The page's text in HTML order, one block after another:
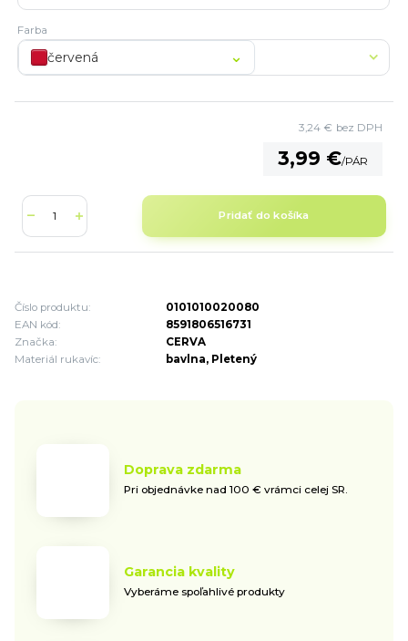
Farba
červená
3,99 €/PÁR
3,24 € bez DPH
Pridať do košíka
Číslo produktu:
0101010020080
EAN kód:
8591806516731
Značka:
CERVA
Materiál rukavíc:
bavlna, Pletený
Doprava zdarma
Pri objednávke nad 100 € vrámci celej SR.
Garancia kvality
Vyberáme spoľahlivé produkty